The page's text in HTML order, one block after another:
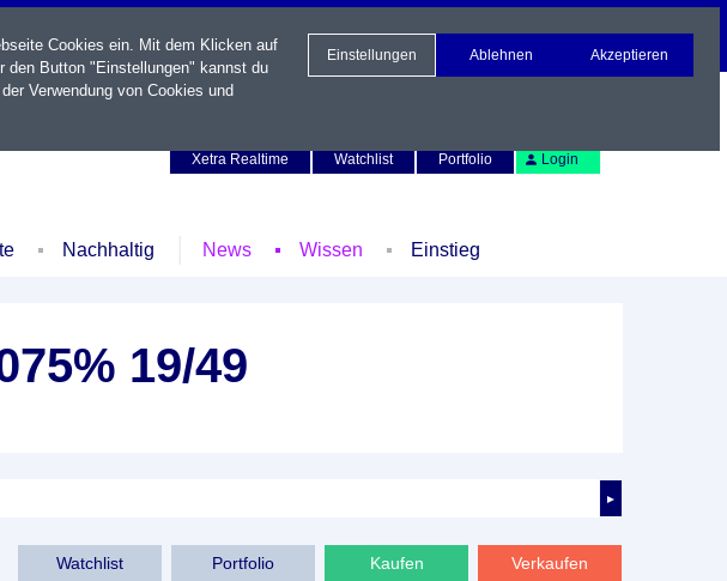
Xetra Realtime
Watchlist Portfolio Login
Nachhaltig News Wissen Einstieg
19/49
►
Verkaufen
Kaufen
Portfolio
Watchlist
Cookies ein. Mit dem Klicken auf
den Button "Einstellungen" kannst du
Verwendung von Cookies und
Einstellungen Ablehnen Akzeptieren